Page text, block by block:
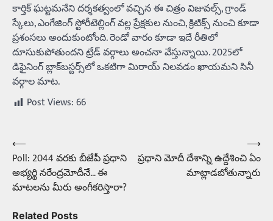
కార్తిక్ ఘట్టమనేని దర్శకత్వంలో వచ్చిన ఈ చిత్రం విజువల్స్, గ్రాండ్
స్కేలు, ఎంగేజింగ్ స్టోరీటెల్లింగ్ వల్ల ప్రేక్షకుల నుంచి, క్రిటిక్స్ నుంచి కూడా
ప్రశంసలు అందుకుంటోంది. రెండో వారం కూడా ఇదే రీతిలో
దూసుకుపోతుందని ట్రేడ్ వర్గాలు అంచనా వేస్తున్నాయి. 2025లో
డిఫైనింగ్ బ్లాక్‌బస్టర్స్‌లో ఒకటిగా మిరాయ్ నిలవడం ఖాయమని సినీ
వర్గాల మాట.
Post Views:66
Post
navigation
⟵
Poll: 2044 వరకు బీజేపీ ప్రధాని
అభ్యర్థి నరేంద్రమోదీనే… ఈ
మాటలను మీరు అంగీకరిస్తారా?
ప్రధాని మోదీ దేశాన్ని ఉద్దేశించి ఏం
మాట్లాడబోతున్నారు
⟶
Related Posts